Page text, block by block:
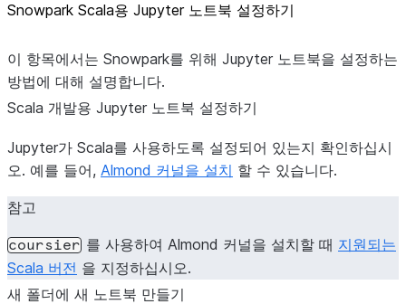
Snowpark Scala용 Jupyter 노트북 설정하기
이 항목에서는 Snowpark를 위해 Jupyter 노트북을 설정하는
방법에 대해 설명합니다.
Scala 개발용 Jupyter 노트북 설정하기
Jupyter가 Scala를 사용하도록 설정되어 있는지 확인하십시
오. 예를 들어, Almond 커널을 설치 할 수 있습니다.
참고
coursier 를 사용하여 Almond 커널을 설치할 때 지원되는
Scala 버전 을 지정하십시오.
새 폴더에 새 노트북 만들기